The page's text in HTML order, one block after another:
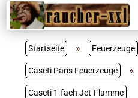
Startseite » Feuerzeuge
Caseti Paris Feuerzeuge »
Caseti 1-fach Jet-Flamme